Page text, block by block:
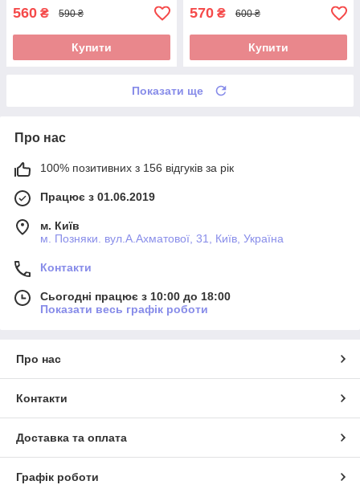
560 ₴ 590 ₴
Купити
570 ₴ 600 ₴
Купити
Показати ще
Про нас
100% позитивних з 156 відгуків за рік
Працює з 01.06.2019
м. Київ
м. Позняки. вул.А.Ахматової, 31, Київ, Україна
Контакти
Сьогодні працює з 10:00 до 18:00
Показати весь графік роботи
Про нас
Контакти
Доставка та оплата
Графік роботи